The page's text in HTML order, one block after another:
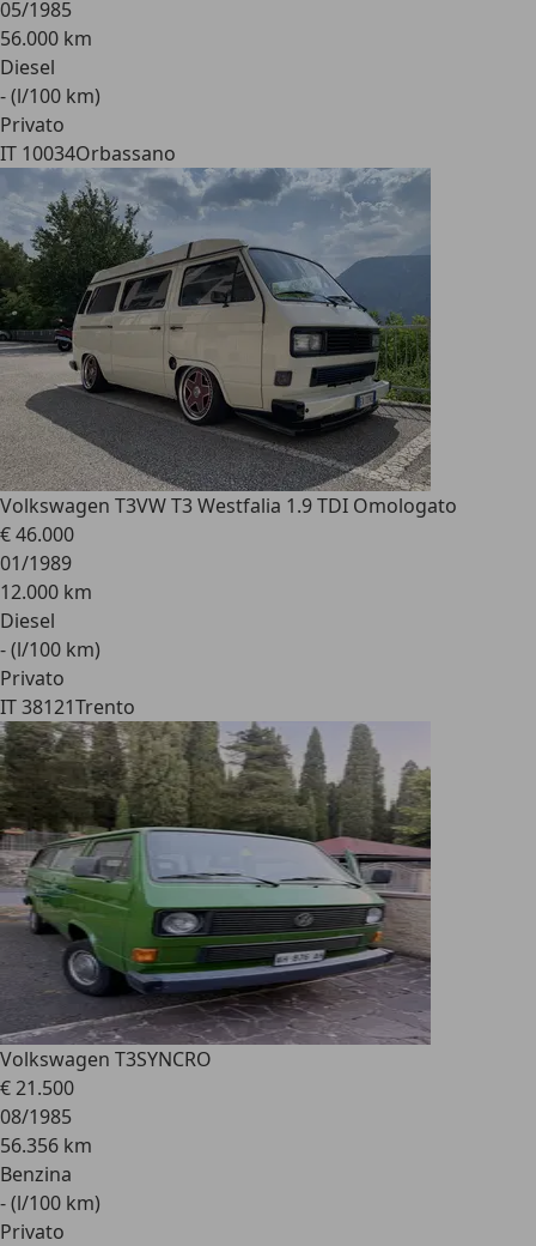
05/1985
56.000 km
Diesel
- (l/100 km)
Privato
IT 10034Orbassano
Volkswagen T3VW T3 Westfalia 1.9 TDI Omologato
€ 46.000
01/1989
12.000 km
Diesel
- (l/100 km)
Privato
IT 38121Trento
Volkswagen T3SYNCRO
€ 21.500
08/1985
56.356 km
Benzina
- (l/100 km)
Privato